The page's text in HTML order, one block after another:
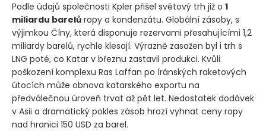
Podle údajů společnosti Kpler přišel světový trh již o 1
miliardu barelů ropy a kondenzátu. Globální zásoby, s
výjimkou Číny, která disponuje rezervami přesahujícími 1,2
miliardy barelů, rychle klesají. Výrazně zasažen byl i trh s
LNG poté, co Katar v březnu zastavil produkci. Kvůli
poškození komplexu Ras Laffan po íránských raketových
útocích může obnova katarského exportu na
předválečnou úroveň trvat až pět let. Nedostatek dodávek
v Asii a dramatický pokles zásob hrozí vyhnat ceny ropy
nad hranici 150 USD za barel.